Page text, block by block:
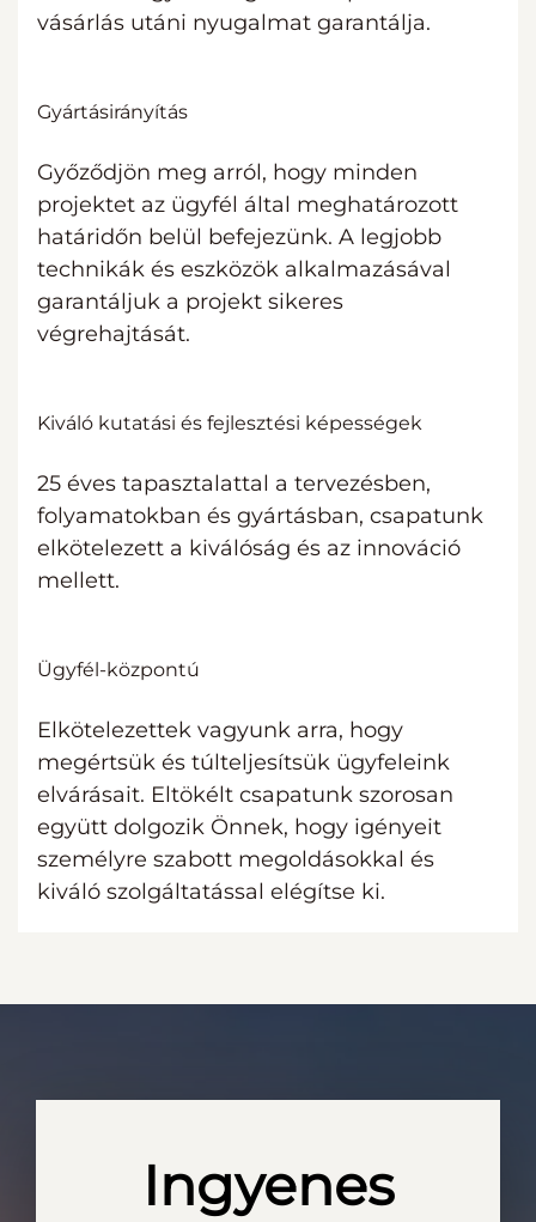
vásárlás utáni nyugalmat garantálja.
Gyártásirányítás
Győződjön meg arról, hogy minden
projektet az ügyfél által meghatározott
határidőn belül befejezünk. A legjobb
technikák és eszközök alkalmazásával
garantáljuk a projekt sikeres
végrehajtását.
Kiváló kutatási és fejlesztési képességek
25 éves tapasztalattal a tervezésben,
folyamatokban és gyártásban, csapatunk
elkötelezett a kiválóság és az innováció
mellett.
Ügyfél-központú
Elkötelezettek vagyunk arra, hogy
megértsük és túlteljesítsük ügyfeleink
elvárásait. Eltökélt csapatunk szorosan
együtt dolgozik Önnek, hogy igényeit
személyre szabott megoldásokkal és
kiváló szolgáltatással elégítse ki.
Ingyenes